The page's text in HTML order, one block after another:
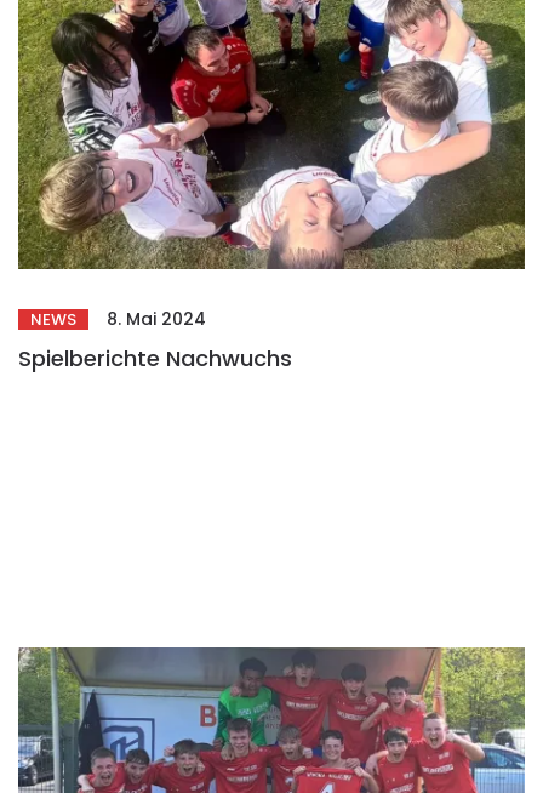
NEWS 8. Mai 2024
Spielberichte Nachwuchs